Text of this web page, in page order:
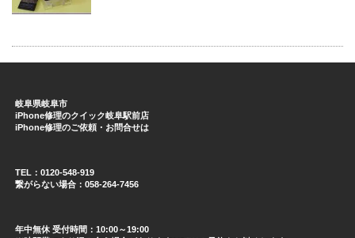
岐阜県岐阜市
iPhone修理のクイック岐阜駅前店
iPhone修理のご依頼・お問合せは
TEL：0120-548-919
繋がらない場合：058-264-7456
年中無休 受付時間：10:00～19:00